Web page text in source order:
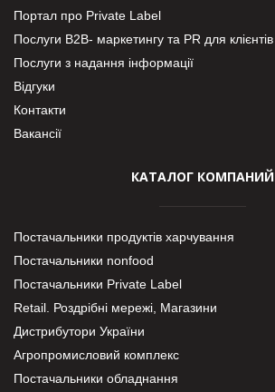
Портал про Private Label
Послуги В2В- маркетингу та PR для клієнтів
Послуги з надання інформації
Відгуки
Контакти
Вакансії
КАТАЛОГ КОМПАНИЙ
Постачальники продуктів харчування
Постачальники nonfood
Постачальники Private Label
Retail. Роздрібні мережі, Магазини
Дистрибутори України
Агропромисловий комплекс
Постачальники обладнання